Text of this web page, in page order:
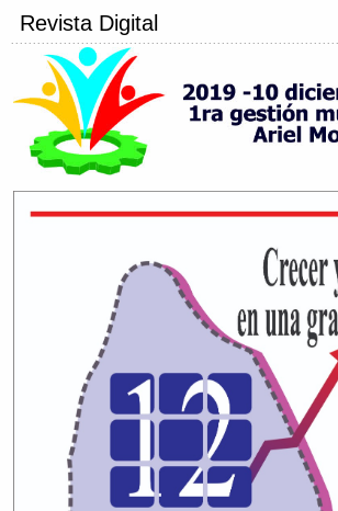
Revista Digital